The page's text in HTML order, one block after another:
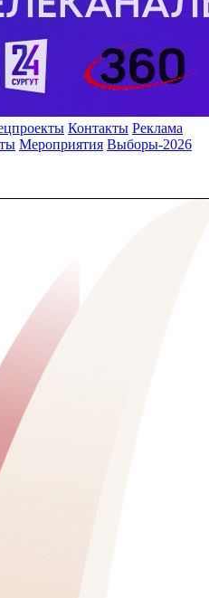
Контакты Реклама
Мероприятия Выборы-2026